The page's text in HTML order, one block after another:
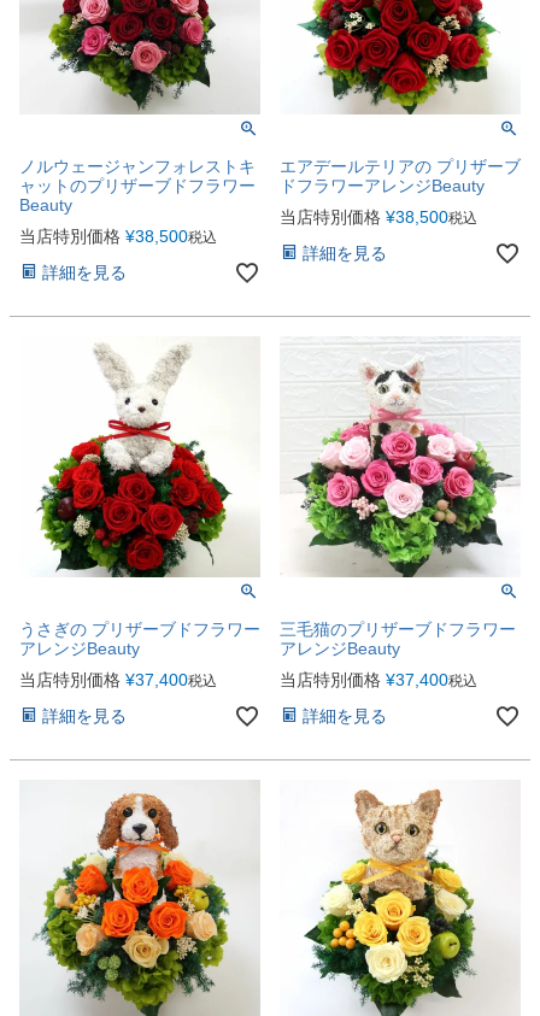
ノルウェージャンフォレストキ
ャットのプリザーブドフラワー
Beauty
当店特別価格 ¥38,500税込
詳細を見る
エアデールテリアの プリザーブ
ドフラワーアレンジBeauty
当店特別価格 ¥38,500税込
詳細を見る
うさぎの プリザーブドフラワー
アレンジBeauty
当店特別価格 ¥37,400税込
詳細を見る
三毛猫のプリザーブドフラワー
アレンジBeauty
当店特別価格 ¥37,400税込
詳細を見る